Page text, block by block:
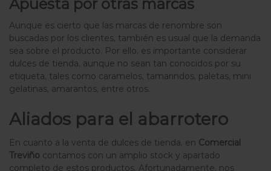
Apuesta por otras marcas
Aunque es cierto que las marcas de renombre son
buscadas por los clientes, también es usual que la demanda
sea sobre el producto. Por ello, es importante considerar
dulces de tienda, aunque no sean tan conocidos por su
etiqueta, tales como caramelos, tamarindos, paletas, mini
gelatinas, amarantos, entre otros.
Aliados para el abarrotero
En cuanto a la venta de dulces de tienda, en Comercial
Treviño contamos con un amplio stock y apartado
completo de estos productos. Afortunadamente, nos